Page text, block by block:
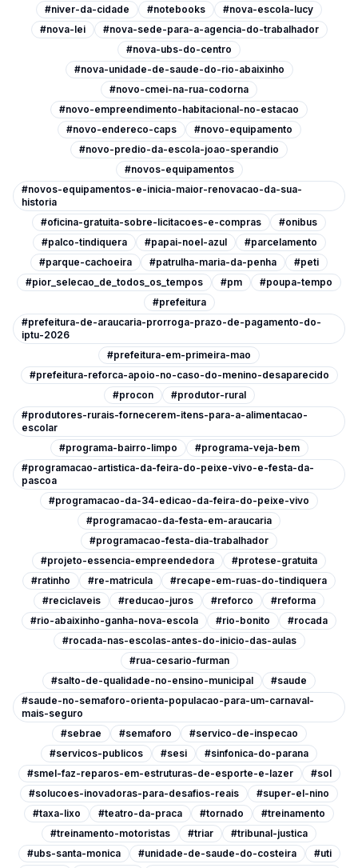
#niver-da-cidade
#notebooks
#nova-escola-lucy
#nova-lei
#nova-sede-para-a-agencia-do-trabalhador
#nova-ubs-do-centro
#nova-unidade-de-saude-do-rio-abaixinho
#novo-cmei-na-rua-codorna
#novo-empreendimento-habitacional-no-estacao
#novo-endereco-caps
#novo-equipamento
#novo-predio-da-escola-joao-sperandio
#novos-equipamentos
#novos-equipamentos-e-inicia-maior-renovacao-da-sua-
historia
#oficina-gratuita-sobre-licitacoes-e-compras
#onibus
#palco-tindiquera
#papai-noel-azul
#parcelamento
#parque-cachoeira
#patrulha-maria-da-penha
#peti
#pior_selecao_de_todos_os_tempos
#pm
#poupa-tempo
#prefeitura
#prefeitura-de-araucaria-prorroga-prazo-de-pagamento-do-
iptu-2026
#prefeitura-em-primeira-mao
#prefeitura-reforca-apoio-no-caso-do-menino-desaparecido
#procon
#produtor-rural
#produtores-rurais-fornecerem-itens-para-a-alimentacao-
escolar
#programa-bairro-limpo
#programa-veja-bem
#programacao-artistica-da-feira-do-peixe-vivo-e-festa-da-
pascoa
#programacao-da-34-edicao-da-feira-do-peixe-vivo
#programacao-da-festa-em-araucaria
#programacao-festa-dia-trabalhador
#projeto-essencia-empreendedora
#protese-gratuita
#ratinho
#re-matricula
#recape-em-ruas-do-tindiquera
#reciclaveis
#reducao-juros #reforco
#reforma
#rio-abaixinho-ganha-nova-escola
#rio-bonito
#rocada
#rocada-nas-escolas-antes-do-inicio-das-aulas
#rua-cesario-furman
#salto-de-qualidade-no-ensino-municipal
#saude
#saude-no-semaforo-orienta-populacao-para-um-carnaval-
mais-seguro
#sebrae
#semaforo
#servico-de-inspecao
#servicos-publicos
#sesi
#sinfonica-do-parana
#smel-faz-reparos-em-estruturas-de-esporte-e-lazer
#sol
#solucoes-inovadoras-para-desafios-reais
#super-el-nino
#taxa-lixo
#teatro-da-praca #tornado
#treinamento
#treinamento-motoristas
#triar
#tribunal-justica
#ubs-santa-monica
#unidade-de-saude-do-costeira
#uti